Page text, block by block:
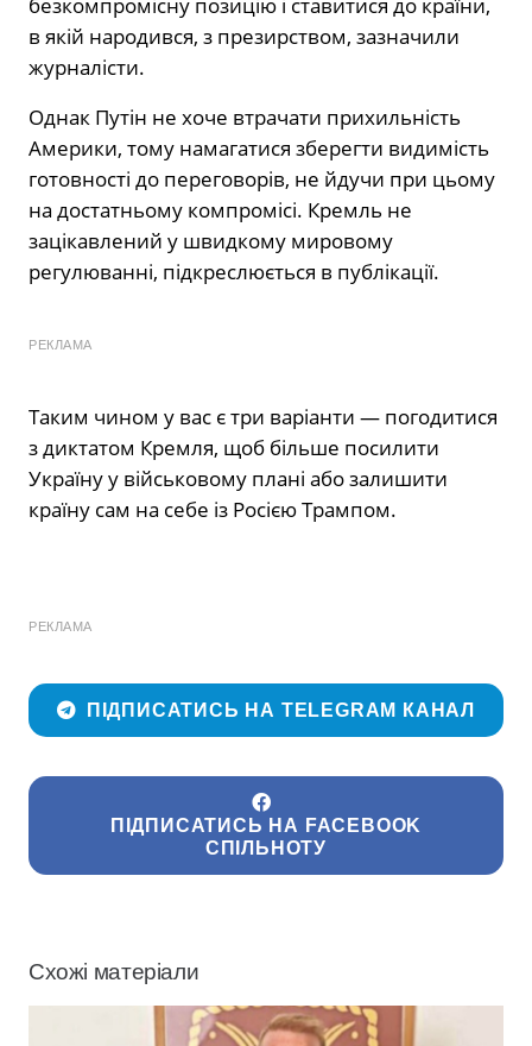
безкомпромісну позицію і ставитися до країни,
в якій народився, з презирством, зазначили
журналісти.
Однак Путін не хоче втрачати прихильність
Америки, тому намагатися зберегти видимість
готовності до переговорів, не йдучи при цьому
на достатньому компромісі. Кремль не
зацікавлений у швидкому мировому
регулюванні, підкреслюється в публікації.
РЕКЛАМА
Таким чином у вас є три варіанти — погодитися
з диктатом Кремля, щоб більше посилити
Україну у військовому плані або залишити
країну сам на себе із Росією Трампом.
РЕКЛАМА
ПІДПИСАТИСЬ НА TELEGRAM КАНАЛ
ПІДПИСАТИСЬ НА FACEBOOK
СПІЛЬНОТУ
Схожі матеріали